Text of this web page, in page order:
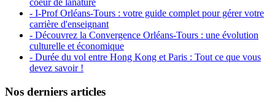
coeur de lanature
- I-Prof Orléans-Tours : votre guide complet pour gérer votre
carrière d'enseignant
- Découvrez la Convergence Orléans-Tours : une évolution
culturelle et économique
- Durée du vol entre Hong Kong et Paris : Tout ce que vous
devez savoir !
Nos derniers articles